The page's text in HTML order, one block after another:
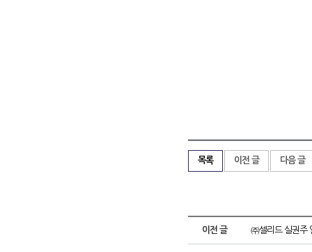
목록 이전 글 다음 글
이전 글 ㈜셀리드 실권주